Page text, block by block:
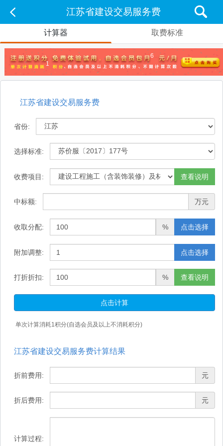
江苏省建设交易服务费
计算器 取费标准
6
1
江苏省建设交易服务费
省份:
选择标准:
收费项目: 查看说明
中标额: 万元
收取分配: % 点击选择
附加调整: 点击选择
打折折扣: % 查看说明
点击计算
单次计算消耗1 积分(自选会员及以上不消耗积分)
江苏省建设交易服务费计算结果
折前费用: 元
折后费用: 元
计算过程: